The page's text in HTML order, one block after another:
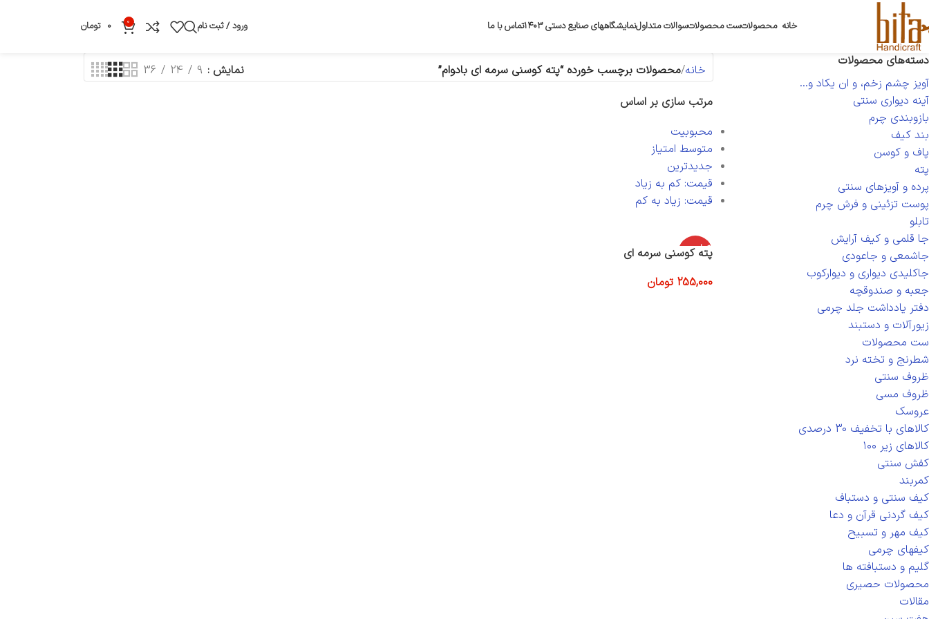
خانه محصولاتست محصولاتسوالات متداولنمایشگاههای صنایع دستی ۱۴۰۳ تماس با ما ورود / ثبت نام 0
0 تومان
دسته‌های محصولات
آویز چشم زخم، و ان یکاد و...
آینه دیواری سنتی
بازوبندی چرم
بند کیف
پاف و کوسن
پته
پرده و آویزهای سنتی
پوست تزئینی و فرش چرم
تابلو
جا قلمی و کیف آرایش
جاشمعی و جاعودی
جاکلیدی دیواری و دیوارکوب
جعبه و صندوقچه
دفتر یادداشت جلد چرمی
زیورآلات و دستبند
ست محصولات
شطرنج و تخته نرد
ظروف سنتی
ظروف مسی
عروسک
کالاهای با تخفیف 30 درصدی
کالاهای زیر ۱۰۰
کفش سنتی
کمربند
کیف سنتی و دستباف
کیف گردنی قرآن و دعا
کیف مهر و تسبیح
کیفهای چرمی
گلیم و دستبافته ها
محصولات حصیری
مقالات
خانه محصولات برچسب خورده “پته کوسنی سرمه ای بادوام” نمایش 9
24
36
مرتب سازی بر اساس
محبوبیت
متوسط امتیاز
جدیدترین
قیمت: کم به زیاد
قیمت: زیاد به کم
اتمام موج
ودی
پته کوسنی سرمه ای
255,000 تومان